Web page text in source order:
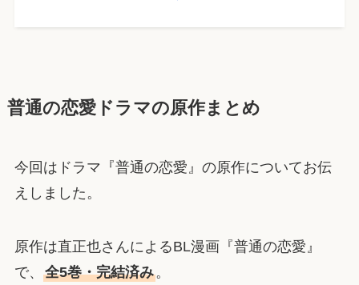
普通の恋愛ドラマの原作まとめ
今回はドラマ『普通の恋愛』の原作についてお伝
えしました。
原作は直正也さんによるBL漫画『普通の恋愛』
で、 全5巻・完結済み。